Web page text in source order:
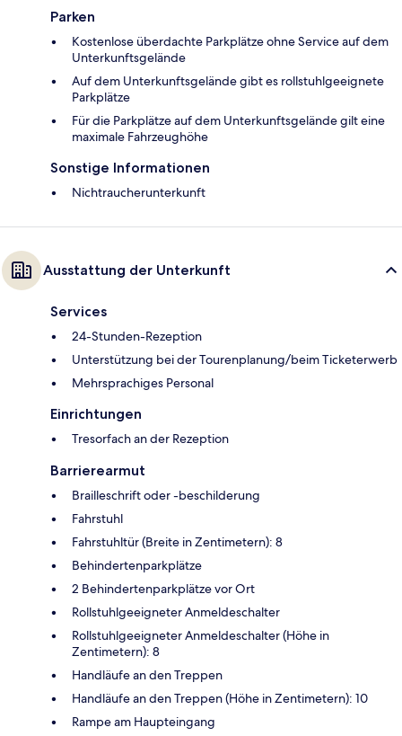
Parken
Kostenlose überdachte Parkplätze ohne Service auf dem
Unterkunftsgelände
Auf dem Unterkunftsgelände gibt es rollstuhlgeeignete
Parkplätze
Für die Parkplätze auf dem Unterkunftsgelände gilt eine
maximale Fahrzeughöhe
Sonstige Informationen
Nichtraucherunterkunft
Ausstattung der Unterkunft
Services
24-Stunden-Rezeption
Unterstützung bei der Tourenplanung/beim Ticketerwerb
Mehrsprachiges Personal
Einrichtungen
Tresorfach an der Rezeption
Barrierearmut
Brailleschrift oder -beschilderung
Fahrstuhl
Fahrstuhltür (Breite in Zentimetern): 8
Behindertenparkplätze
2 Behindertenparkplätze vor Ort
Rollstuhlgeeigneter Anmeldeschalter
Rollstuhlgeeigneter Anmeldeschalter (Höhe in
Zentimetern): 8
Handläufe an den Treppen
Handläufe an den Treppen (Höhe in Zentimetern): 10
Rampe am Haupteingang